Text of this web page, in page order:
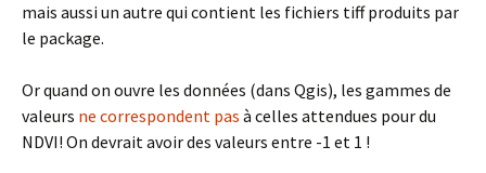
mais aussi un autre qui contient les fichiers tiff produits par
le package.
Or quand on ouvre les données (dans Qgis), les gammes de
valeurs ne correspondent pas à celles attendues pour du
NDVI! On devrait avoir des valeurs entre -1 et 1 !